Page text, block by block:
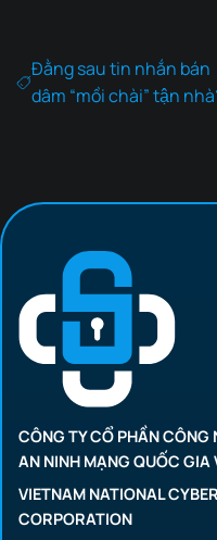
Đằng sau tin nhắn bán
dâm “mồi chài” tận
CÔNG TY CỔ PHẦN CÔNG
AN NINH MẠNG QUỐC GIA
VIETNAM NATIONAL
CORPORATION